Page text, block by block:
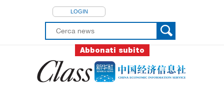
LOGIN
Abbonati subito